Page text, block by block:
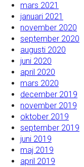
mars 2021
januari 2021
november 2020
september 2020
augusti 2020
juni 2020
april 2020
mars 2020
december 2019
november 2019
oktober 2019
september 2019
juni 2019
maj 2019
april 2019